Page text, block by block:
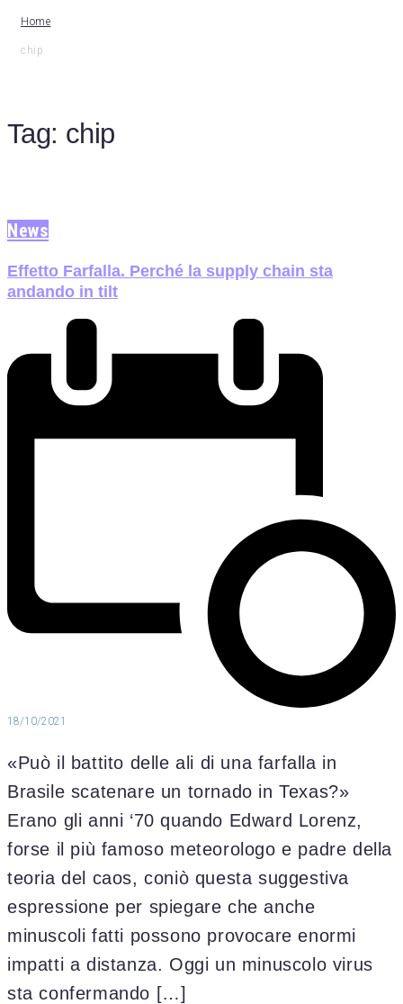
Home
chip
Tag: chip
News
Effetto Farfalla. Perché la supply chain sta
andando in tilt
18/10/2021
«Può il battito delle ali di una farfalla in
Brasile scatenare un tornado in Texas?»
Erano gli anni ‘70 quando Edward Lorenz,
forse il più famoso meteorologo e padre della
teoria del caos, coniò questa suggestiva
espressione per spiegare che anche
minuscoli fatti possono provocare enormi
impatti a distanza. Oggi un minuscolo virus
sta confermando […]